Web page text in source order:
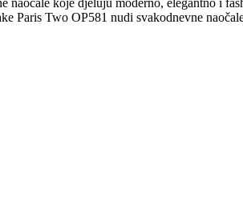
naočale koje djeluju moderno, elegantno i
Paris Two OP581 nudi svakodnevne